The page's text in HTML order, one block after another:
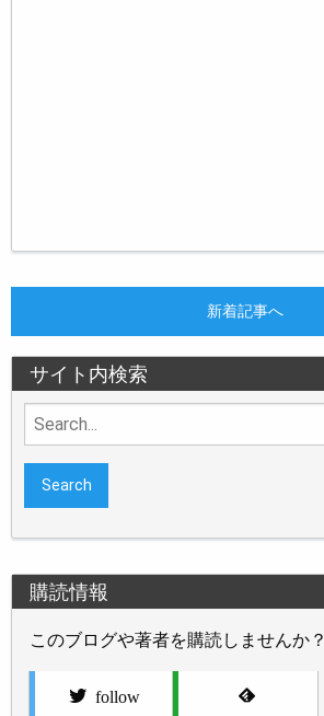
新着記事へ
サイト内検索
Search
for:
購読情報
このブログや著者を購読しませんか？
follow